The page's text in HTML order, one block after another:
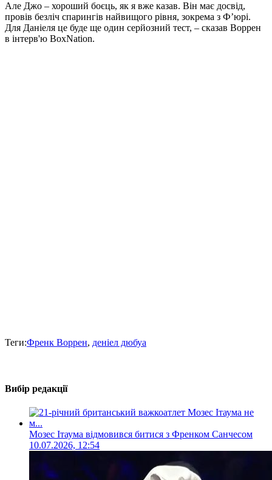
Але Джо – хороший боєць, як я вже казав. Він має досвід,
провів безліч спарингів найвищого рівня, зокрема з Ф’юрі.
Для Даніеля це буде ще один серйозний тест, – сказав Воррен
в інтерв'ю BoxNation.
Теги:Френк Воррен, деніел дюбуа
Вибір редакції
Мозес Ітаума відмовився битися з Френком Санчесом
10.07.2026, 12:54